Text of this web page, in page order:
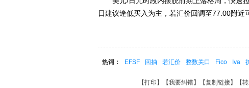
日建议逢低买入为主，若汇价回调至77.00附近
热词： EFSF 回抽 若汇价 整数关口 Fico Iva
【打印 】【我要纠错】【复制链接】【